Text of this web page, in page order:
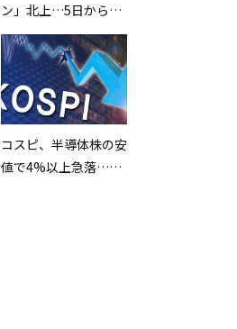
ン」北上…5日から7
日頃にかけて影響が大
きくなる見込み
コスピ、半導体株の安
値で4%以上急落…